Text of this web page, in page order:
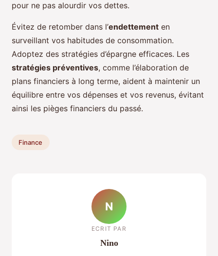
pour ne pas alourdir vos dettes.
Évitez de retomber dans l’endettement en
surveillant vos habitudes de consommation.
Adoptez des stratégies d’épargne efficaces. Les
stratégies préventives, comme l’élaboration de
plans financiers à long terme, aident à maintenir un
équilibre entre vos dépenses et vos revenus, évitant
ainsi les pièges financiers du passé.
Finance
N
ECRIT PAR
Nino